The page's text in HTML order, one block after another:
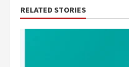
RELATED STORIES